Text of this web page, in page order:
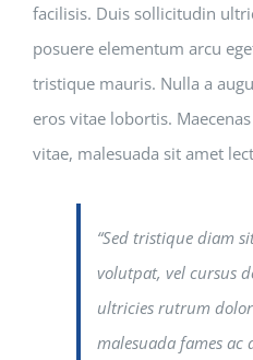
facilisis. Duis sollicitudin
posuere elementum arcu
tristique mauris. Nulla a
eros vitae lobortis.
vitae, malesuada sit amet
“Sed tristique diam
volutpat, vel cursus
ultricies rutrum
malesuada fames